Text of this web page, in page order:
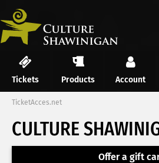
Tickets Products Account
TicketAcces.net
CULTURE
Offer a gift